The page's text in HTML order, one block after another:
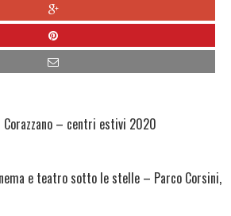
– centri estivi 2020
e teatro sotto le stelle – Parco Corsini,